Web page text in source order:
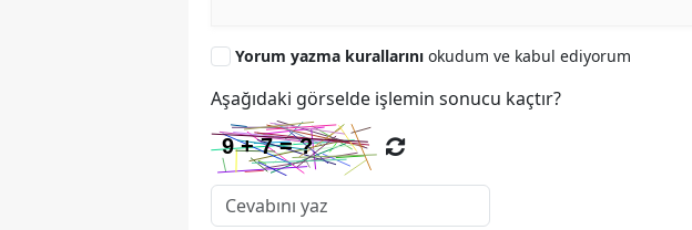
Yorum yazma kurallarını okudum ve kabul ediyorum
Aşağıdaki görselde işlemin sonucu kaçtır?